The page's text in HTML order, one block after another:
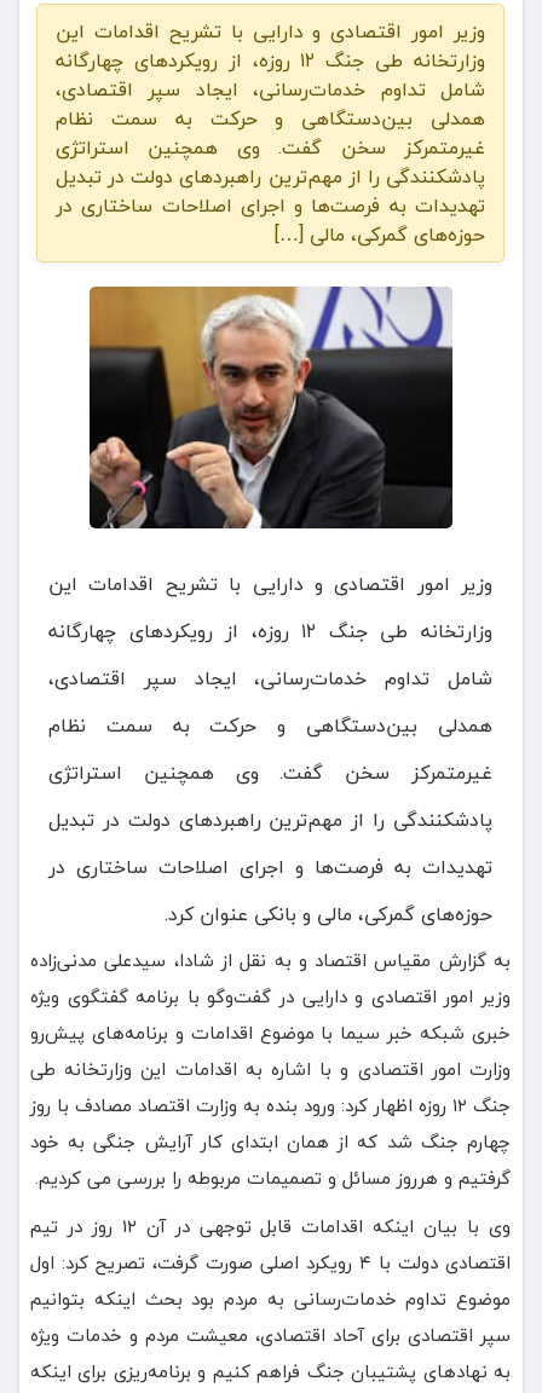
وزیر امور اقتصادی و دارایی با تشریح اقدامات این
وزارتخانه طی جنگ ۱۲ روزه، از رویکردهای چهارگانه
شامل تداوم خدمات‌رسانی، ایجاد سپر اقتصادی،
همدلی بین‌دستگاهی و حرکت به سمت نظام
غیرمتمرکز سخن گفت. وی همچنین استراتژی
پادشکنندگی را از مهم‌ترین راهبردهای دولت در تبدیل
تهدیدات به فرصت‌ها و اجرای اصلاحات ساختاری در
حوزه‌های گمرکی، مالی […]
وزیر امور اقتصادی و دارایی با تشریح اقدامات این
وزارتخانه طی جنگ ۱۲ روزه، از رویکردهای چهارگانه
شامل تداوم خدمات‌رسانی، ایجاد سپر اقتصادی،
همدلی بین‌دستگاهی و حرکت به سمت نظام
غیرمتمرکز سخن گفت. وی همچنین استراتژی
پادشکنندگی را از مهم‌ترین راهبردهای دولت در تبدیل
تهدیدات به فرصت‌ها و اجرای اصلاحات ساختاری در
حوزه‌های گمرکی، مالی و بانکی عنوان کرد.
به گزارش مقیاس اقتصاد و به نقل از شادا، سیدعلی مدنی‌زاده
وزیر امور اقتصادی و دارایی در گفت‌وگو با برنامه گفتگوی ویژه
خبری شبکه خبر سیما با موضوع اقدامات و برنامه‌های پیش‌رو
وزارت امور اقتصادی و با اشاره به اقدامات این وزارتخانه طی
جنگ ۱۲ روزه اظهار کرد: ورود بنده به وزارت اقتصاد مصادف با روز
چهارم جنگ شد که از همان ابتدای کار آرایش جنگی به خود
گرفتیم و هرروز مسائل و تصمیمات مربوطه را بررسی می کردیم.
وی با بیان اینکه اقدامات قابل توجهی در آن ۱۲ روز در تیم
اقتصادی دولت با ۴ رویکرد اصلی صورت گرفت، تصریح کرد: اول
موضوع تداوم خدمات‌رسانی به مردم بود بحث اینکه بتوانیم
سپر اقتصادی برای آحاد اقتصادی، معیشت مردم و خدمات ویژه
به نهادهای پشتیبان جنگ فراهم کنیم و برنامه‌ریزی برای اینکه